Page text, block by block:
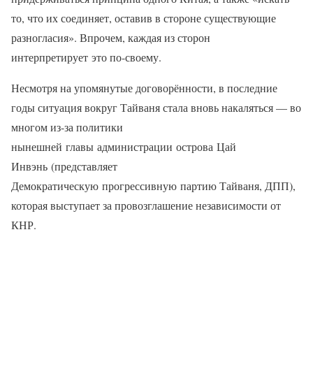
то, что их соединяет, оставив в стороне существующие
разногласия». Впрочем, каждая из сторон
интерпретирует это по-своему.
Несмотря на упомянутые договорённости, в последние
годы ситуация вокруг Тайваня стала вновь накаляться — во
многом из-за политики
нынешней главы администрации острова Цай
Инвэнь (представляет
Демократическую прогрессивную партию Тайваня, ДПП),
которая выступает за провозглашение независимости от
КНР.